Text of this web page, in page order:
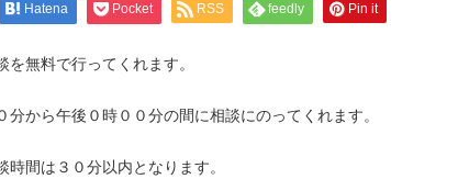
Hatena Pocket RSS feedly Pin it
無料で行ってくれます。
から午後０時００分の間に相談にのってくれます。
間は３０分以内となります。